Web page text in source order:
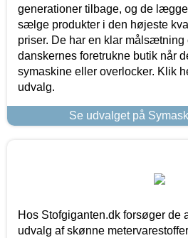
generationer tilbage, og de
sælge produkter i den højeste
priser. De har en klar
danskernes foretrukne butik når
symaskine eller overlocker. Klik
udvalg.
Se udvalget på
Hos Stofgiganten.dk forsøger de
udvalg af skønne